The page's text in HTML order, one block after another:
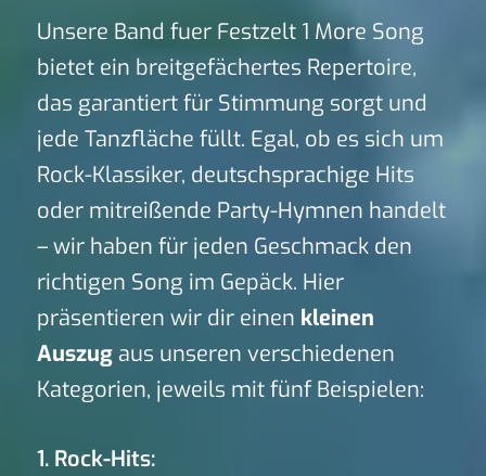
Unsere Band fuer Festzelt 1 More Song
bietet ein breitgefächertes Repertoire,
das garantiert für Stimmung sorgt und
jede Tanzfläche füllt. Egal, ob es sich um
Rock-Klassiker, deutschsprachige Hits
oder mitreißende Party-Hymnen handelt
– wir haben für jeden Geschmack den
richtigen Song im Gepäck. Hier
präsentieren wir dir einen kleinen
Auszugaus unseren verschiedenen
Kategorien, jeweils mit fünf Beispielen:
1. Rock-Hits: